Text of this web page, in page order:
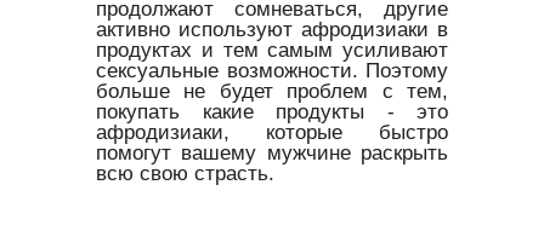
продолжают сомневаться, другие
активно используют афродизиаки в
продуктах и тем самым усиливают
сексуальные возможности. Поэтому
больше не будет проблем с тем,
покупать какие продукты - это
афродизиаки, которые быстро
помогут вашему мужчине раскрыть
всю свою страсть.